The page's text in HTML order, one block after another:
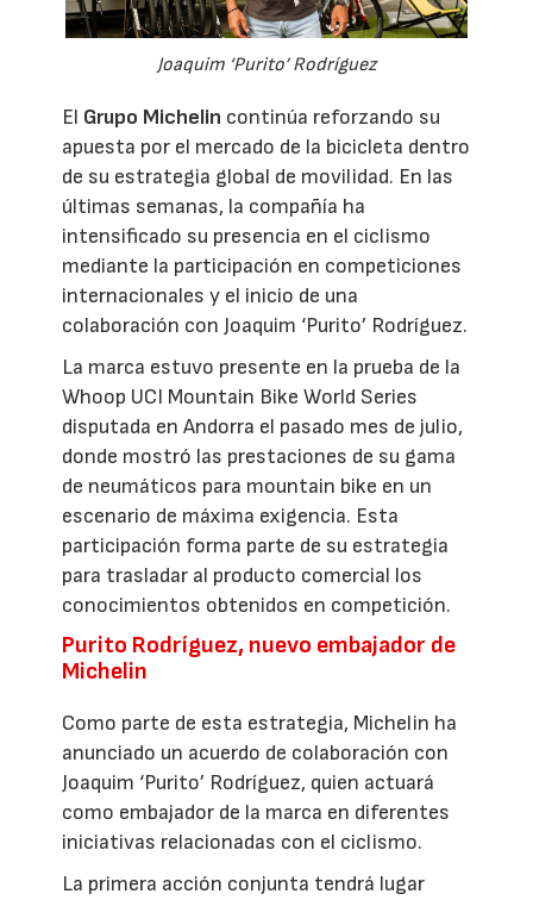
Joaquim ‘Purito’ Rodríguez
El Grupo Michelin continúa reforzando su
apuesta por el mercado de la bicicleta dentro
de su estrategia global de movilidad. En las
últimas semanas, la compañía ha
intensificado su presencia en el ciclismo
mediante la participación en competiciones
internacionales y el inicio de una
colaboración con Joaquim ‘Purito’ Rodríguez.
La marca estuvo presente en la prueba de la
Whoop UCI Mountain Bike World Series
disputada en Andorra el pasado mes de julio,
donde mostró las prestaciones de su gama
de neumáticos para mountain bike en un
escenario de máxima exigencia. Esta
participación forma parte de su estrategia
para trasladar al producto comercial los
conocimientos obtenidos en competición.
Purito Rodríguez, nuevo embajador de
Michelin
Como parte de esta estrategia, Michelin ha
anunciado un acuerdo de colaboración con
Joaquim ‘Purito’ Rodríguez, quien actuará
como embajador de la marca en diferentes
iniciativas relacionadas con el ciclismo.
La primera acción conjunta tendrá lugar